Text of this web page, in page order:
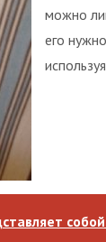
можно
его